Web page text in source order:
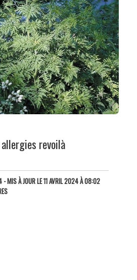
revoilà
- MIS À JOUR LE 11 AVRIL 2024 À 08:02